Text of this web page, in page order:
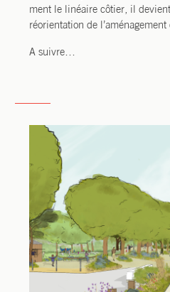
ment le linéaire côtier, il
réorien­ta­tion de
A suivre…